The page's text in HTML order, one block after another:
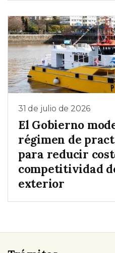
31 de julio de 2026
El Gobierno
régimen de
para reducir
competitividad
exterior